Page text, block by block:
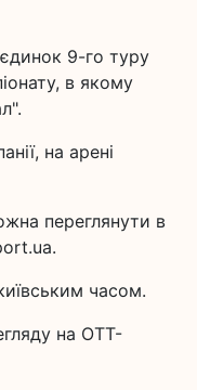
9-го туру
в якому
на арені
переглянути в
часом.
на ОТТ-